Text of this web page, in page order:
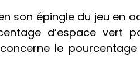
son épingle du jeu en
d’espace vert
le pourcentage